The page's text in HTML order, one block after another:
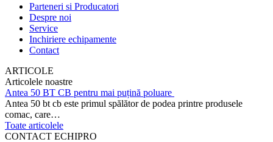
Parteneri si Producatori
Despre noi
Service
Inchiriere echipamente
Contact
ARTICOLE
Articolele noastre
Antea 50 BT CB pentru mai puțină poluare
Antea 50 bt cb este primul spălător de podea printre produsele
comac, care…
Toate articolele
CONTACT ECHIPRO